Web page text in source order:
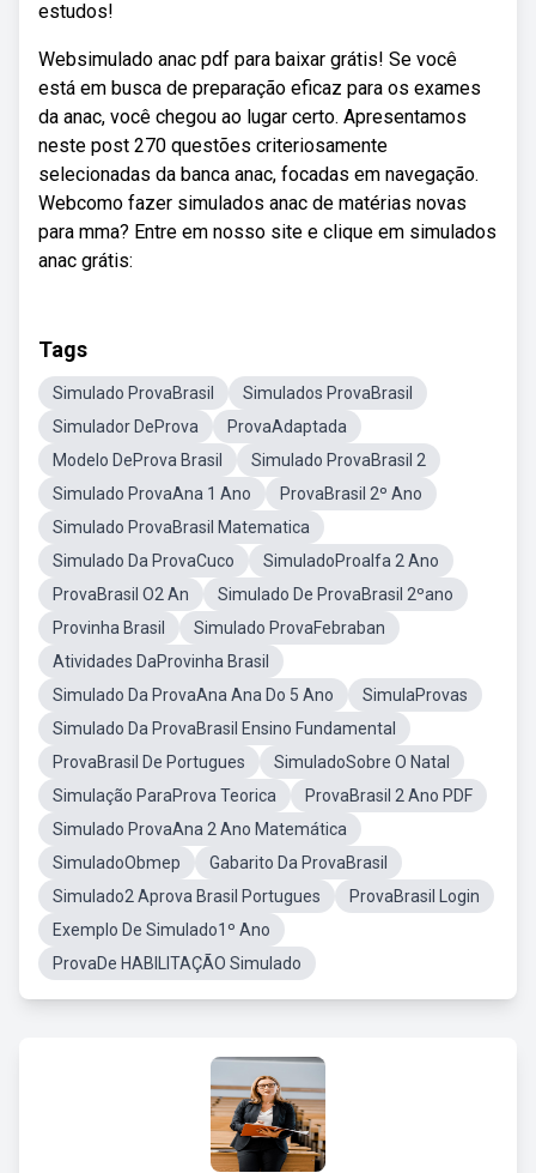
estudos!
Websimulado anac pdf para baixar grátis! Se você
está em busca de preparação eficaz para os exames
da anac, você chegou ao lugar certo. Apresentamos
neste post 270 questões criteriosamente
selecionadas da banca anac, focadas em navegação.
Webcomo fazer simulados anac de matérias novas
para mma? Entre em nosso site e clique em simulados
anac grátis:
Tags
Simulado ProvaBrasil
Simulados ProvaBrasil
Simulador DeProva
ProvaAdaptada
Modelo DeProva Brasil
Simulado ProvaBrasil 2
Simulado ProvaAna 1 Ano
ProvaBrasil 2º Ano
Simulado ProvaBrasil Matematica
Simulado Da ProvaCuco
SimuladoProalfa 2 Ano
ProvaBrasil O2 An
Simulado De ProvaBrasil 2ºano
Provinha Brasil
Simulado ProvaFebraban
Atividades DaProvinha Brasil
Simulado Da ProvaAna Ana Do 5 Ano
SimulaProvas
Simulado Da ProvaBrasil Ensino Fundamental
ProvaBrasil De Portugues
SimuladoSobre O Natal
Simulação ParaProva Teorica
ProvaBrasil 2 Ano PDF
Simulado ProvaAna 2 Ano Matemática
SimuladoObmep
Gabarito Da ProvaBrasil
Simulado2 Aprova Brasil Portugues
ProvaBrasil Login
Exemplo De Simulado1º Ano
ProvaDe HABILITAÇÃO Simulado